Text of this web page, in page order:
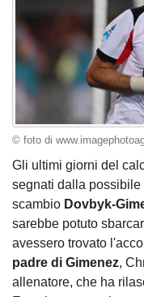
© foto di
Gli ultimi giorni del
segnati dalla possibile
scambio Dovbyk-
sarebbe potuto
avessero trovato
padre di Gimenez,
allenatore, che ha